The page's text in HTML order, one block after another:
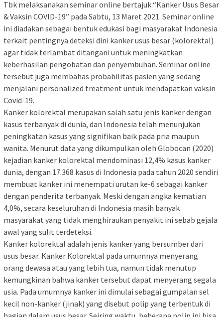
Tbk melaksanakan seminar online bertajuk “Kanker Usus Besar
& Vaksin COVID-19” pada Sabtu, 13 Maret 2021. Seminar online
ini diadakan sebagai bentuk edukasi bagi masyarakat Indonesia
terkait pentingnya deteksi dini kanker usus besar (kolorektal)
agar tidak terlambat ditangani untuk meningkatkan
keberhasilan pengobatan dan penyembuhan. Seminar online
tersebut juga membahas probabilitas pasien yang sedang
menjalani personalized treatment untuk mendapatkan vaksin
Covid-19.
Kanker kolorektal merupakan salah satu jenis kanker dengan
kasus terbanyak di dunia, dan Indonesia telah menunjukan
peningkatan kasus yang signifikan baik pada pria maupun
wanita. Menurut data yang dikumpulkan oleh Globocan (2020)
kejadian kanker kolorektal mendominasi 12,4% kasus kanker
dunia, dengan 17.368 kasus di Indonesia pada tahun 2020 sendiri
membuat kanker ini menempati urutan ke-6 sebagai kanker
dengan penderita terbanyak. Meski dengan angka kematian
4,0%, secara keseluruhan di Indonesia masih banyak
masyarakat yang tidak menghiraukan penyakit ini sebab gejala
awal yang sulit terdeteksi.
Kanker kolorektal adalah jenis kanker yang bersumber dari
usus besar. Kanker Kolorektal pada umumnya menyerang
orang dewasa atau yang lebih tua, namun tidak menutup
kemungkinan bahwa kanker tersebut dapat menyerang segala
usia. Pada umumnya kanker ini dimulai sebagai gumpalan sel
kecil non-kanker (jinak) yang disebut polip yang terbentuk di